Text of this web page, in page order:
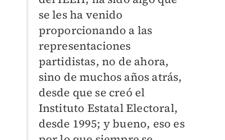
se les ha venido
proporcionando a las
representaciones
partidistas, no de ahora,
sino de muchos años atrás,
desde que se creó el
Instituto Estatal Electoral,
desde 1995; y bueno, eso es